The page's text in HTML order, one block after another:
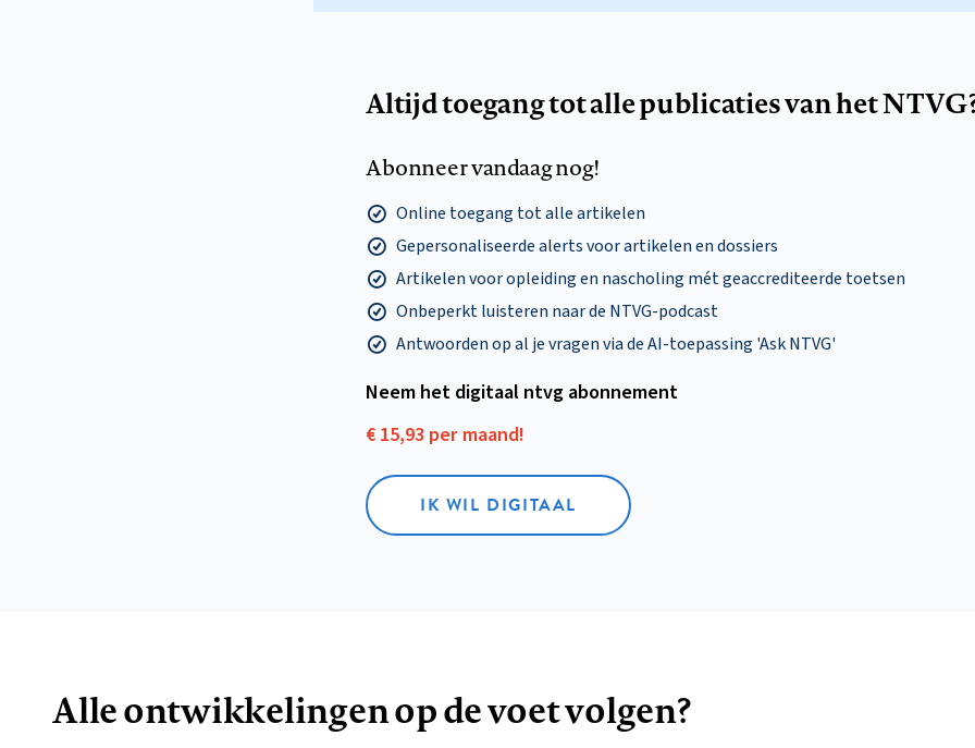
Altijd toegang tot alle publicaties van het
Abonneer vandaag nog!
Online toegang tot alle artikelen
Gepersonaliseerde alerts voor artikelen en dossiers
Artikelen voor opleiding en nascholing mét geaccrediteerde toetsen
Onbeperkt luisteren naar de NTVG-podcast
Antwoorden op al je vragen via de AI-toepassing 'Ask NTVG'
Neem het digitaal ntvg abonnement
€ 15,93 per maand!
IK WIL DIGITAAL
Alle ontwikkelingen op de voet volgen?